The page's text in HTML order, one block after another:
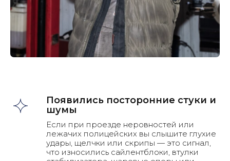
Появились посторонние стуки и
шумы
Если при проезде неровностей или
лежачих полицейских вы слышите глухие
удары, щелчки или скрипы — это сигнал,
что износились сайлентблоки, втулки